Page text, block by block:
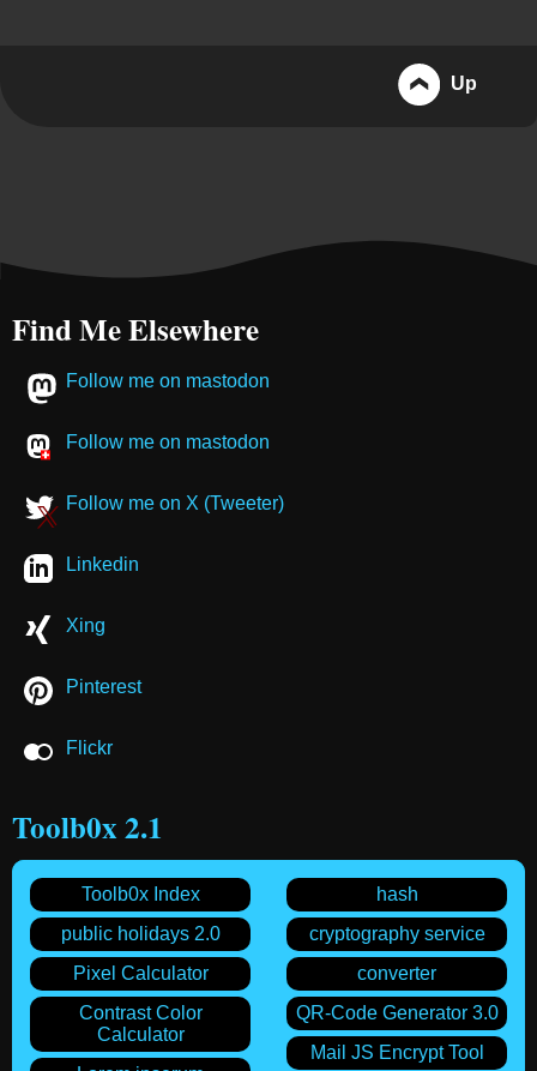
Up
Find Me Elsewhere
Follow me on mastodon
Follow me on mastodon
Follow me on X (Tweeter)
Linkedin
Xing
Pinterest
Flickr
Toolb0x 2.1
hash
cryptography service
converter
QR-Code Generator 3.0
Mail JS Encrypt Tool
Toolb0x Index
public holidays 2.0
Pixel Calculator
Contrast Color
Calculator